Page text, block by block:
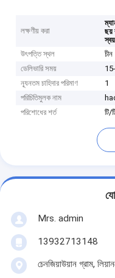
লক্ষণীয় করা
ছয়
উৎপত্তি স্থল
চীন
ডেলিভারি সময়
ন্যূনতম চাহিদার পরিমাণ
1
পরিচিতিমুলক নাম
পরিশোধের শর্ত
টি/
Mrs. admin
13932713148
চেনজিয়াউয়ান গ্রাম,